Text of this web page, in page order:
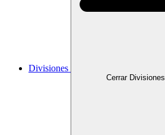
Divisiones
Cerrar Divisiones